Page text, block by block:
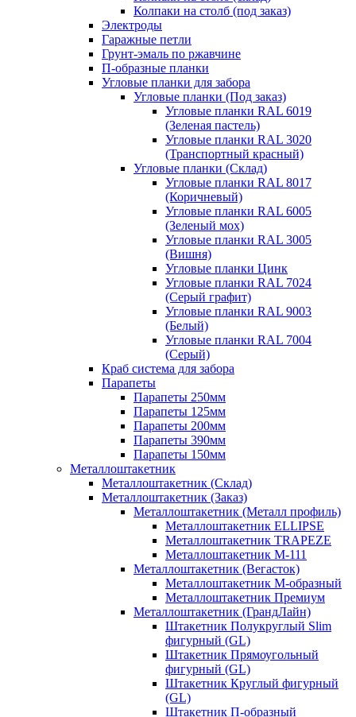
Колпаки на столб (под заказ)
Электроды
Гаражные петли
Грунт-эмаль по ржавчине
П-образные планки
Угловые планки для забора
Угловые планки (Под заказ)
Угловые планки RAL 6019
(Зеленая пастель)
Угловые планки RAL 3020
(Транспортный красный)
Угловые планки (Склад)
Угловые планки RAL 8017
(Коричневый)
Угловые планки RAL 6005
(Зеленый мох)
Угловые планки RAL 3005
(Вишня)
Угловые планки Цинк
Угловые планки RAL 7024
(Серый графит)
Угловые планки RAL 9003
(Белый)
Угловые планки RAL 7004
(Серый)
Краб система для забора
Парапеты
Парапеты 250мм
Парапеты 125мм
Парапеты 200мм
Парапеты 390мм
Парапеты 150мм
Металлоштакетник
Металлоштакетник (Склад)
Металлоштакетник (Заказ)
Металлоштакетник (Металл профиль)
Металлоштакетник ELLIPSE
Металлоштакетник TRAPEZE
Металлоштакетник М-111
Металлоштакетник (Вегасток)
Металлоштакетник М-образный
Металлоштакетник Премиум
Металлоштакетник (ГрандЛайн)
Штакетник Полукруглый Slim
фигурный (GL)
Штакетник Прямоугольный
фигурный (GL)
Штакетник Круглый фигурный
(GL)
Штакетник П-образный